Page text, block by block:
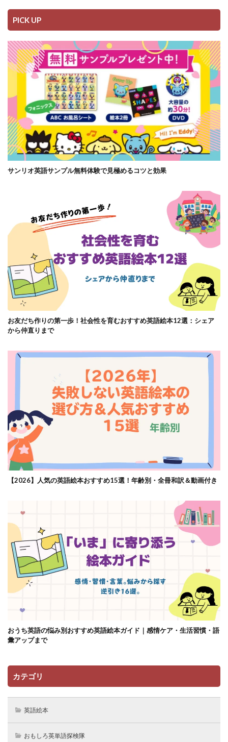
PICK UP
サンリオ英語サンプル無料体験で見極めるコツと効果
お友だち作りの第一歩！社会性を育むおすすめ英語絵本12選：シェア
から仲直りまで
【2026】人気の英語絵本おすすめ15選！年齢別・全冊和訳＆動画付き
おうち英語の悩み別おすすめ英語絵本ガイド｜感情ケア・生活習慣・語
彙アップまで
カテゴリ
英語絵本
おもしろ英単語探検隊